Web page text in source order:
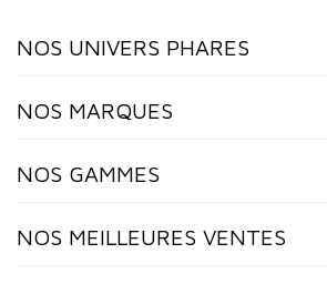
NOS UNIVERS PHARES
NOS MARQUES
NOS GAMMES
NOS MEILLEURES VENTES